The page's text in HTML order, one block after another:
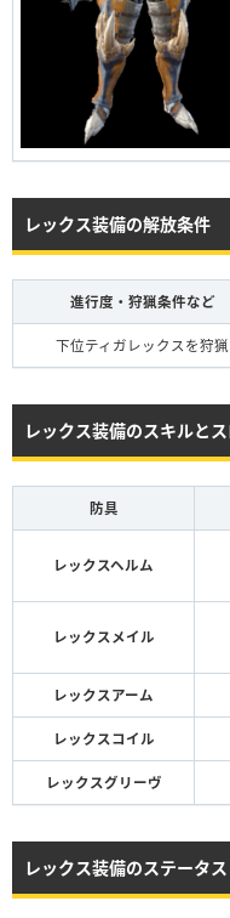
レックス装備の解放条件
進行度・狩猟条件など
下位ティガレックスを狩猟
レックス装備のスキルと
防具
レックスヘルム
レックスメイル
レックスアーム
レックスコイル
レックスグリーヴ
レックス装備のステータ